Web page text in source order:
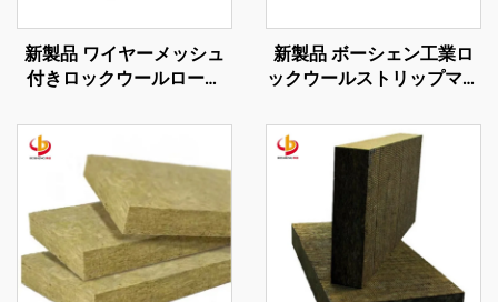
新製品 ワイヤーメッシュ
付きロックウールロール
蔽用岩鉱ウールブランケッ
ト
新製品 ボーシェン工業ロ
ックウールストリップマッ
工業用ボイラー建物断熱材